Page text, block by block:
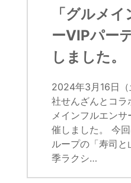
「グルメ
ーVIPパー
しました。
2024年3月16日
社せんざんとコ
メインフルエン
催しました。 今
ループの「寿司
季ラクシ…